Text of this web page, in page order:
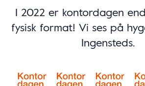
I 2022 er kontordagen
fysisk format! Vi ses på
Ingensteds.